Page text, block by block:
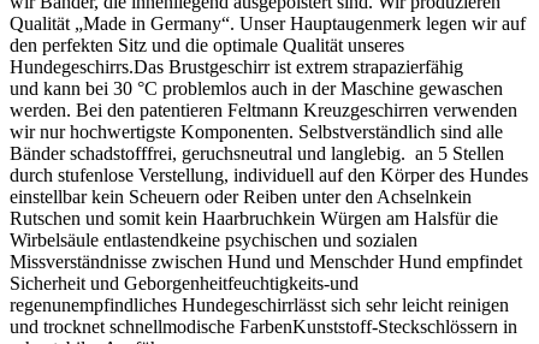
Qualität „Made in Germany“. Unser Hauptaugenmerk legen wir auf
den perfekten Sitz und die optimale Qualität unseres
Hundegeschirrs.Das Brustgeschirr ist extrem strapazierfähig
und kann bei 30 °C problemlos auch in der Maschine gewaschen
werden. Bei den patentieren Feltmann Kreuzgeschirren verwenden
wir nur hochwertigste Komponenten. Selbstverständlich sind alle
Bänder schadstofffrei, geruchsneutral und langlebig. an 5 Stellen
durch stufenlose Verstellung, individuell auf den Körper des Hundes
einstellbar kein Scheuern oder Reiben unter den Achselnkein
Rutschen und somit kein Haarbruchkein Würgen am Halsfür die
Wirbelsäule entlastendkeine psychischen und sozialen
Missverständnisse zwischen Hund und Menschder Hund empfindet
Sicherheit und Geborgenheitfeuchtigkeits-und
regenunempfindliches Hundegeschirrlässt sich sehr leicht reinigen
und trocknet schnellmodische FarbenKunststoff-Steckschlössern in